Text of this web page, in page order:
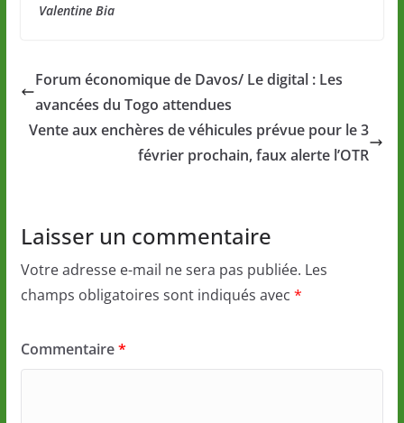
Valentine Bia
Forum économique de Davos/ Le digital : Les
avancées du Togo attendues
Vente aux enchères de véhicules prévue pour le 3
février prochain, faux alerte l’OTR
Laisser un commentaire
Votre adresse e-mail ne sera pas publiée. Les
champs obligatoires sont indiqués avec *
Commentaire*